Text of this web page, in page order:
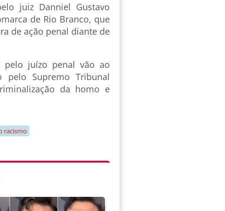
juiz Danniel Gustavo
de Rio Branco, que
de ação penal diante de
pelo juízo penal vão ao
pelo Supremo Tribunal
da homo e
racismo